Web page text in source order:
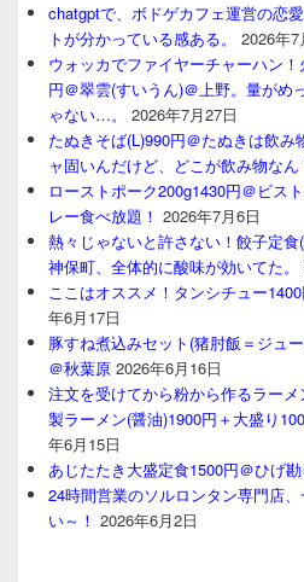
chatgptで、ボドゲカフェ運営の恋
トが分かっている感ある。
2026年7
ウォッカでファイヤーチャーハン
円＠翠雲(すいうん)＠上野。量がめ
ゃない…。
2026年7月27日
たぬきそば(L)990円＠たぬきは飲
ャ固いんだけど、どこが飲み物なん
ローストポーク200g1430円＠ビス
レー食べ放題！ 2026年7月6日
熱々じゃないと許さない！餃子定
神保町、全体的に酸味が効いてた。
ここはオススメ！タンシチュー
年6月17日
豚すね煮込みセット(猪肘飯＝ジュ
＠秋葉原 2026年6月16日
注文を受けてから粉から作るラー
製ラーメン(醤油)1900円＋大盛り
年6月15日
あじたたき大盛定食1500円＠ひげ
24時間営業のソルロンタン専門店
い～！ 2026年6月2日